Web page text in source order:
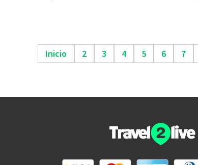
Inicio 2 3 4 5 6 7